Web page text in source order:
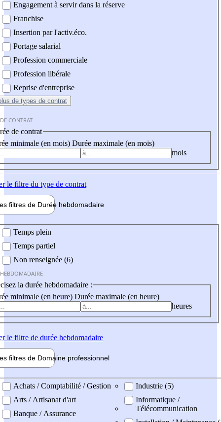
Engagement à servir dans la réserve
Franchise
Insertion par l'activ.éco.
Portage salarial
Profession commerciale
Profession libérale
Reprise d'entreprise
de types de contrat
CONTRAT
de contrat
minimale (en mois) Durée maximale (en mois)
mois
le filtre du type de contrat
filtres de Durée hebdomadaire
Temps plein
Temps partiel
Non renseignée (6)
la durée hebdomadaire :
minimale (en heure) Durée maximale (en heure)
heures
le filtre de durée hebdomadaire
filtres de Domaine professionnel
professionel
Achats / Comptabilité / Gestion
Arts / Artisanat d'art
Banque / Assurance
Industrie (5)
Informatique /
Télécommunication